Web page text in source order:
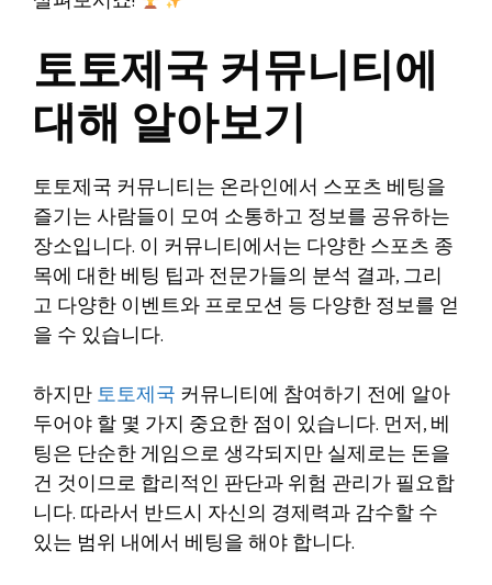
토토제국 커뮤니티에
대해 알아보기
토토제국 커뮤니티는 온라인에서 스포츠 베팅을
즐기는 사람들이 모여 소통하고 정보를 공유하는
장소입니다. 이 커뮤니티에서는 다양한 스포츠 종
목에 대한 베팅 팁과 전문가들의 분석 결과, 그리
고 다양한 이벤트와 프로모션 등 다양한 정보를 얻
을 수 있습니다.
하지만토토제국 커뮤니티에 참여하기 전에 알아
두어야 할 몇 가지 중요한 점이 있습니다. 먼저, 베
팅은 단순한 게임으로 생각되지만 실제로는 돈을
건 것이므로 합리적인 판단과 위험 관리가 필요합
니다. 따라서 반드시 자신의 경제력과 감수할 수
있는 범위 내에서 베팅을 해야 합니다.